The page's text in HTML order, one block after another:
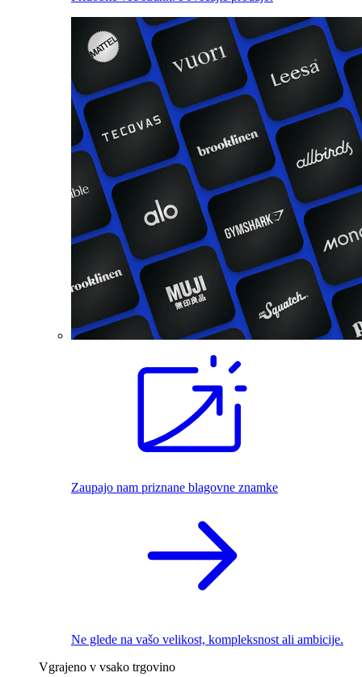
Zaupajo nam priznane blagovne znamke
Ne glede na vašo velikost, kompleksnost ali ambicije.
Vgrajeno v vsako trgovino